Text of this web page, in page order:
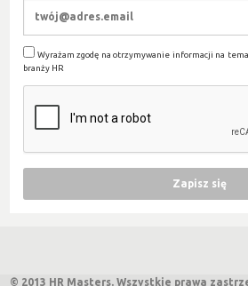
Wyrażam zgodę na otrzymywanie informacji na
branży HR
© 2013 HR Masters. Wszystkie prawa